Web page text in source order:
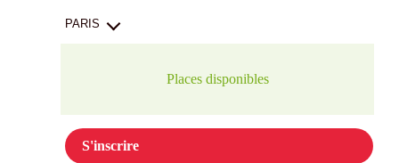
PARIS
Places disponibles
S'inscrire